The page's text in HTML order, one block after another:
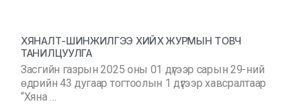
ХЯНАЛТ-ШИНЖИЛГЭЭ ХИЙХ ЖУРМЫН ТОВЧ
ТАНИЛЦУУЛГА
Засгийн газрын 2025 оны 01 дүгээр сарын 29-ний
өдрийн 43 дугаар тогтоолын 1 дүгээр хавсралтаар
“Хяна …